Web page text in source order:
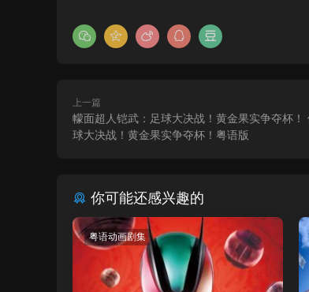
上一篇
幪面超人铠武：足球大决战！黄金果实争夺杯！
球大决战！黄金果实争夺杯！粤语版
你可能还感兴趣的
粤语动画剧集